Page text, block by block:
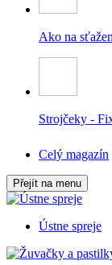
Ako na
Strojčeky -
Celý magazín
Přejít na menu
Ústne spreje